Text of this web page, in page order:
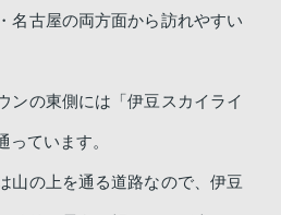
名古屋の両方面から訪れやすい
ンの東側には「伊豆スカイライ
っています。
山の上を通る道路なので、伊豆